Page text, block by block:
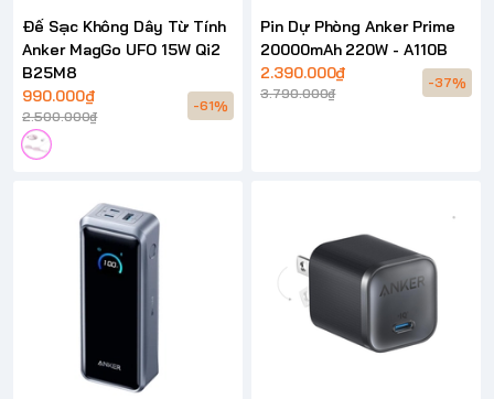
Đế Sạc Không Dây Từ Tính
Anker MagGo UFO 15W Qi2
B25M8
990.000₫
2.500.000₫
-61%
Pin Dự Phòng Anker Prime
20000mAh 220W - A110B
2.390.000₫
3.790.000₫
-37%